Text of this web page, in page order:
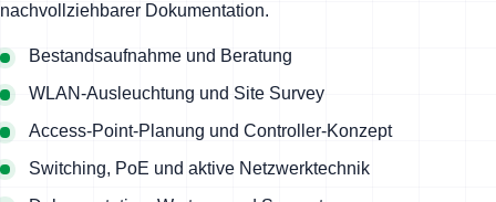
nachvollziehbarer Dokumentation.
Bestandsaufnahme und Beratung
WLAN-Ausleuchtung und Site Survey
Access-Point-Planung und Controller-Konzept
Switching, PoE und aktive Netzwerktechnik